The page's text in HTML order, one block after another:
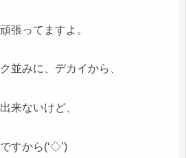
張ってますよ。
並みに、デカイから、
来ないけど、
すから(‘◇’)ゞ